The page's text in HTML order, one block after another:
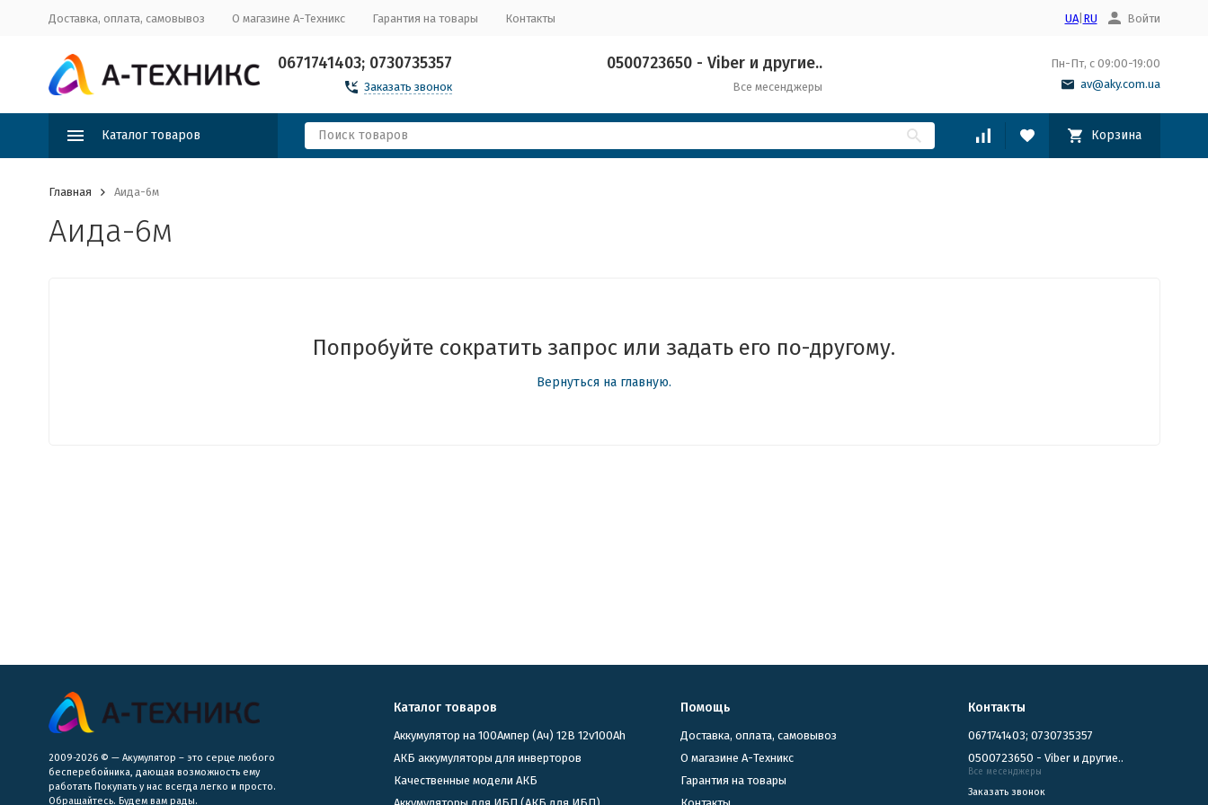
Доставка, оплата, самовывоз О магазине А-Техникс Гарантия на товары Контакты UA| RU Войти
0671741403; 0730735357
Заказать звонок
0500723650 - Viber и другие..
Все месенджеры
Пн-Пт, с 09:00-19:00
av@aky.com.ua
Каталог товаров Корзина
Главная Аида-6м
Аида-6м
Попробуйте сократить запрос или задать его по-другому.
Вернуться на главную.
2009-2026 © — Акумулятор – это серце любого
бесперебойника, дающая возможность ему
работать Покупать у нас всегда легко и просто.
Обращайтесь. Будем вам рады.
Каталог товаров
Аккумулятор на 100Ампер (Ач) 12В 12v100Ah
АКБ аккумуляторы для инверторов
Качественные модели АКБ
Помощь
Доставка, оплата, самовывоз
О магазине А-Техникс
Гарантия на товары
Контакты
0671741403; 0730735357
0500723650 - Viber и другие..
Все месенджеры
Заказать звонок